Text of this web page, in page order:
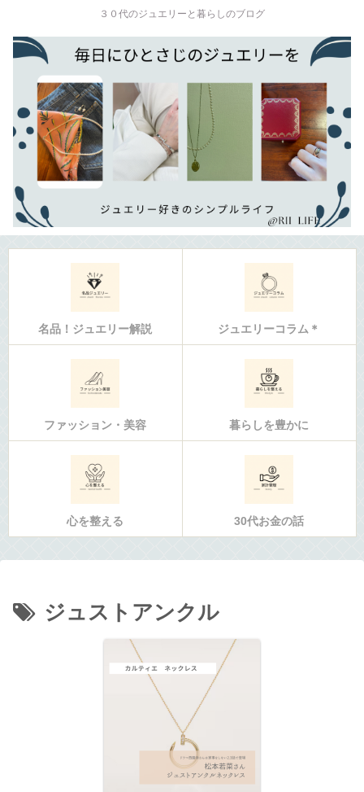
３０代のジュエリーと暮らしのブログ
名品！ジュエリー解説 ジュエリーコラム＊
ファッション・美容 暮らしを豊かに
心を整える 30代お金の話
ジュストアンクル